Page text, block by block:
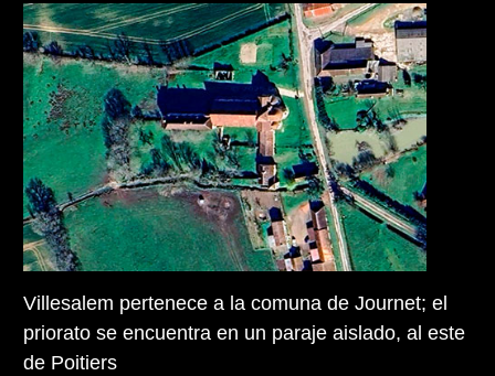
Villesalem pertenece a la comuna de Journet; el
priorato se encuentra en un paraje aislado, al este
de Poitiers